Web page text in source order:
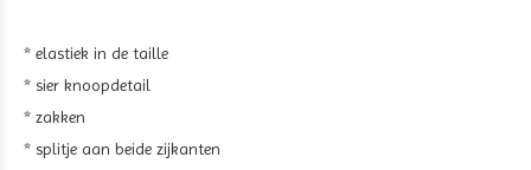
* elastiek in de taille
* sier knoopdetail
* zakken
* splitje aan beide zijkanten